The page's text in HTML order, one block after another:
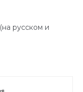
русском и